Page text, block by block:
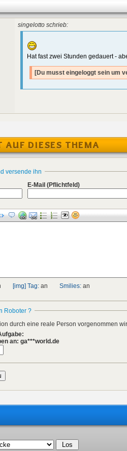
singelotto schrieb:
Hat fast zwei Stunden gedauert -
[Du musst eingeloggt sein um
AUF DIESES THEMA
versende ihn
E-Mail (Pflichtfeld)
[img] Tag: an Smilies: an
Roboter ?
durch eine reale Person vorgenommen
an: ga***world.de